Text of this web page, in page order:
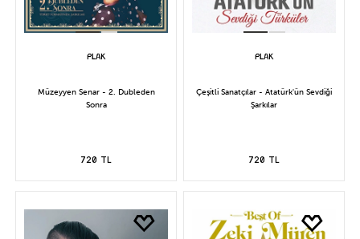
Müzeyyen Senar - 2. Dubleden
Sonra
720 TL
Çeşitli Sanatçılar - Atatürk'ün Sevdiği
Şarkılar
720 TL